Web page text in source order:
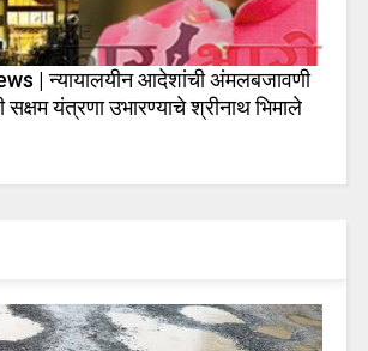
| न्यायालयीन आदेशांची अंमलबजावणी
यंत्रणा उभारण्याचे श्रीनाथ भिमाले